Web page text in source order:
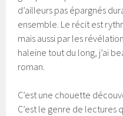
d’ailleurs pas épargnés
ensemble. Le récit est
mais aussi par les
haleine tout du long, j’ai
roman.
C’est une chouette
C’est le genre de lectures